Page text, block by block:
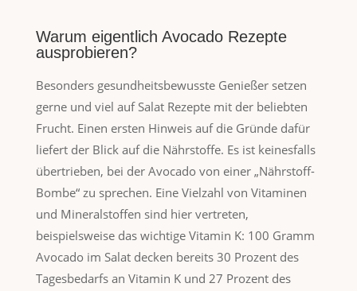
Warum eigentlich Avocado Rezepte
ausprobieren?
Besonders gesundheitsbewusste Genießer setzen
gerne und viel auf Salat Rezepte mit der beliebten
Frucht. Einen ersten Hinweis auf die Gründe dafür
liefert der Blick auf die Nährstoffe. Es ist keinesfalls
übertrieben, bei der Avocado von einer „Nährstoff-
Bombe“ zu sprechen. Eine Vielzahl von Vitaminen
und Mineralstoffen sind hier vertreten,
beispielsweise das wichtige Vitamin K: 100 Gramm
Avocado im Salat decken bereits 30 Prozent des
Tagesbedarfs an Vitamin K und 27 Prozent des